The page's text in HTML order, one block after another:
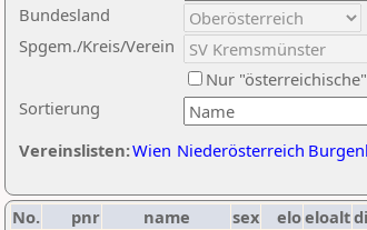
Sortierung
Bundesland
Spgem./Kreis/Verein
Nur
Vereinslisten:Wien Niederösterreich
No. pnr name sex eloeloalt